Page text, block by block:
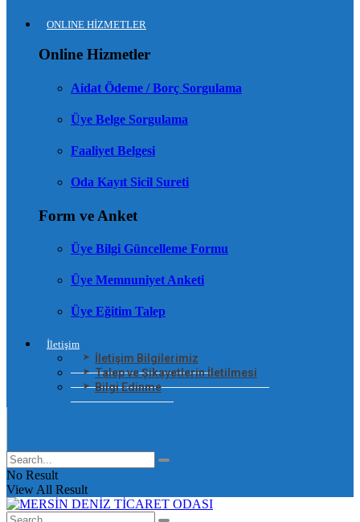
ONLINE HİZMETLER
Online Hizmetler
Aidat Ödeme / Borç Sorgulama
Üye Belge Sorgulama
Faaliyet Belgesi
Oda Kayıt Sicil Sureti
Form ve Anket
Üye Bilgi Güncelleme Formu
Üye Memnuniyet Anketi
Üye Eğitim Talep
İletişim
İletişim Bilgilerimiz
Talep ve Şikayetlerin İletilmesi
Bilgi Edinme
No Result
View All Result